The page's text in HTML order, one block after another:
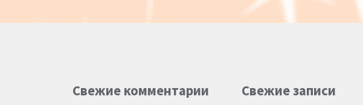
Свежие комментарии Свежие записи